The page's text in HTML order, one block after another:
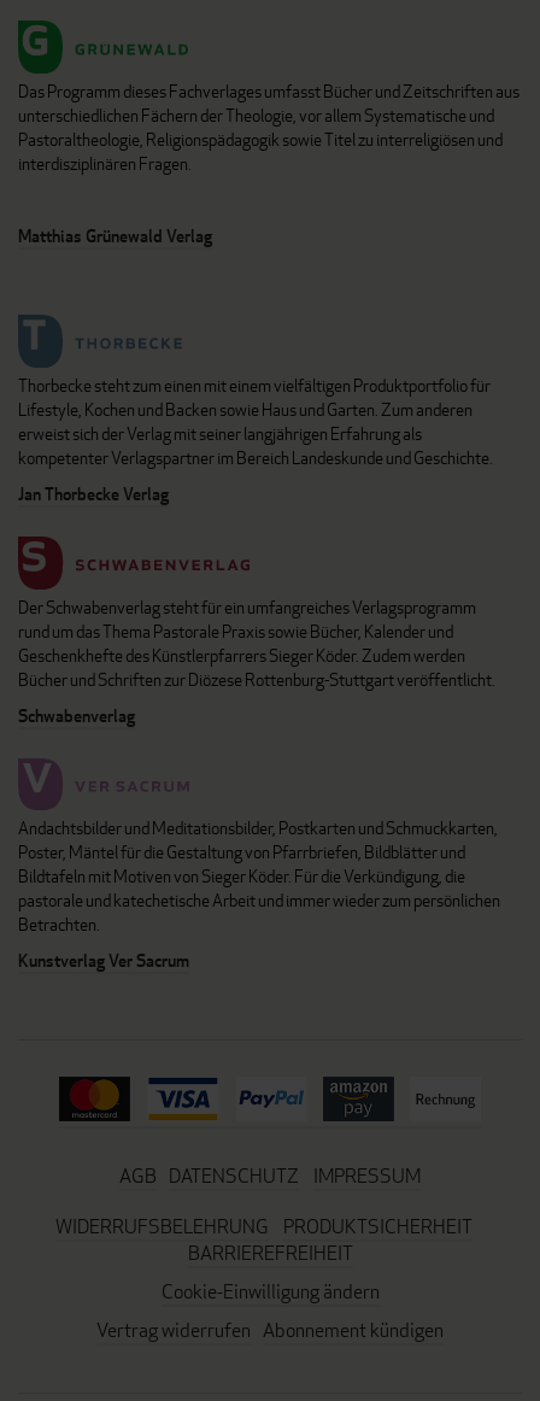
Das Programm dieses Fachverlages umfasst Bücher und Zeitschriften aus
unterschiedlichen Fächern der Theologie, vor allem Systematische und
Pastoraltheologie, Religionspädagogik sowie Titel zu interreligiösen und
interdisziplinären Fragen.
Matthias Grünewald Verlag
Thorbecke steht zum einen mit einem vielfältigen Produktportfolio für
Lifestyle, Kochen und Backen sowie Haus und Garten. Zum anderen
erweist sich der Verlag mit seiner langjährigen Erfahrung als
kompetenter Verlagspartner im Bereich Landeskunde und Geschichte.
Jan Thorbecke Verlag
Der Schwabenverlag steht für ein umfangreiches Verlagsprogramm
rund um das Thema Pastorale Praxis sowie Bücher, Kalender und
Geschenkhefte des Künstlerpfarrers Sieger Köder. Zudem werden
Bücher und Schriften zur Diözese Rottenburg-Stuttgart veröffentlicht.
Schwabenverlag
Andachtsbilder und Meditationsbilder, Postkarten und Schmuckkarten,
Poster, Mäntel für die Gestaltung von Pfarrbriefen, Bildblätter und
Bildtafeln mit Motiven von Sieger Köder. Für die Verkündigung, die
pastorale und katechetische Arbeit und immer wieder zum persönlichen
Betrachten.
Kunstverlag Ver Sacrum
AGB DATENSCHUTZ
IMPRESSUM
WIDERRUFSBELEHRUNG
PRODUKTSICHERHEIT
BARRIEREFREIHEIT
Cookie-Einwilligung ändern
Vertrag widerrufen Abonnement kündigen